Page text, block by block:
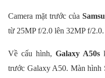
Camera mặt trước của
từ 25MP f/2.0 lên 32MP f/2.0.
Về cấu hình, Galaxy A50s
trước Galaxy A50. Màn hình